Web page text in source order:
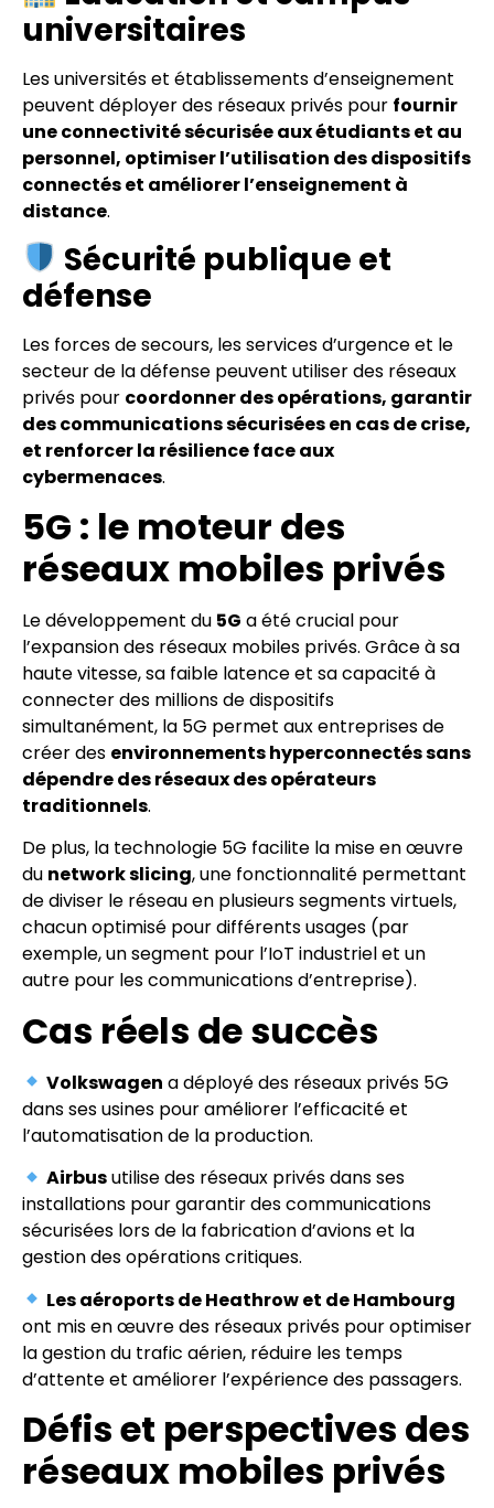
universitaires
Les universités et établissements d’enseignement
peuvent déployer des réseaux privés pour fournir
une connectivité sécurisée aux étudiants et au
personnel, optimiser l’utilisation des dispositifs
connectés et améliorer l’enseignement à
distance.
Sécurité publique et
défense
Les forces de secours, les services d’urgence et le
secteur de la défense peuvent utiliser des réseaux
privés pour coordonner des opérations, garantir
des communications sécurisées en cas de crise,
et renforcer la résilience face aux
cybermenaces.
5G : le moteur des
réseaux mobiles privés
Le développement du 5G a été crucial pour
l’expansion des réseaux mobiles privés. Grâce à sa
haute vitesse, sa faible latence et sa capacité à
connecter des millions de dispositifs
simultanément, la 5G permet aux entreprises de
créer des environnements hyperconnectés sans
dépendre des réseaux des opérateurs
traditionnels.
De plus, la technologie 5G facilite la mise en œuvre
du network slicing, une fonctionnalité permettant
de diviser le réseau en plusieurs segments virtuels,
chacun optimisé pour différents usages (par
exemple, un segment pour l’IoT industriel et un
autre pour les communications d’entreprise).
Cas réels de succès
Volkswagen a déployé des réseaux privés 5G
dans ses usines pour améliorer l’efficacité et
l’automatisation de la production.
Airbusutilise des réseaux privés dans ses
installations pour garantir des communications
sécurisées lors de la fabrication d’avions et la
gestion des opérations critiques.
Les aéroports de Heathrow et de Hambourg
ont mis en œuvre des réseaux privés pour optimiser
la gestion du trafic aérien, réduire les temps
d’attente et améliorer l’expérience des passagers.
Défis et perspectives des
réseaux mobiles privés